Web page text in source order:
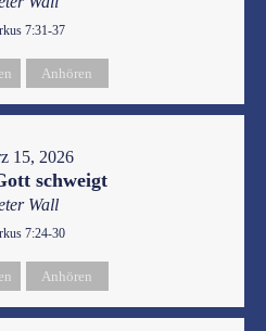
7:31-37
Anhören
15, 2026
schweigt
Wall
7:24-30
Anhören